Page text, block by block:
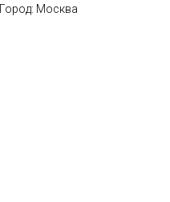
Город: Москва